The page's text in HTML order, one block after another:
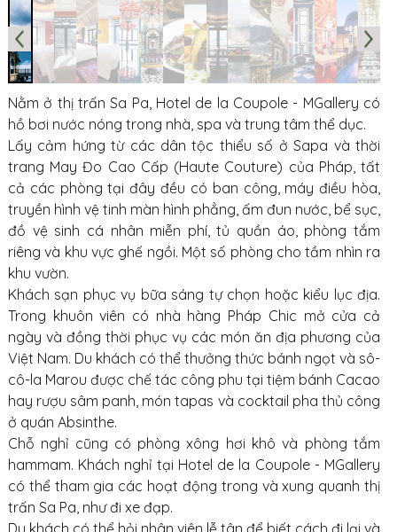
Nằm ở thị trấn Sa Pa, Hotel de la Coupole - MGallery có
hồ bơi nước nóng trong nhà, spa và trung tâm thể dục.
Lấy cảm hứng từ các dân tộc thiểu số ở Sapa và thời
trang May Đo Cao Cấp (Haute Couture) của Pháp, tất
cả các phòng tại đây đều có ban công, máy điều hòa,
truyền hình vệ tinh màn hình phẳng, ấm đun nước, bể sục,
đồ vệ sinh cá nhân miễn phí, tủ quần áo, phòng tắm
riêng và khu vực ghế ngồi. Một số phòng cho tầm nhìn ra
khu vườn.
Khách sạn phục vụ bữa sáng tự chọn hoặc kiểu lục địa.
Trong khuôn viên có nhà hàng Pháp Chic mở cửa cả
ngày và đồng thời phục vụ các món ăn địa phương của
Việt Nam. Du khách có thể thưởng thức bánh ngọt và sô-
cô-la Marou được chế tác công phu tại tiệm bánh Cacao
hay rượu sâm panh, món tapas và cocktail pha thủ công
ở quán Absinthe.
Chỗ nghỉ cũng có phòng xông hơi khô và phòng tắm
hammam. Khách nghỉ tại Hotel de la Coupole - MGallery
có thể tham gia các hoạt động trong và xung quanh thị
trấn Sa Pa, như đi xe đạp.
Du khách có thể hỏi nhân viên lễ tân để biết cách đi lại và